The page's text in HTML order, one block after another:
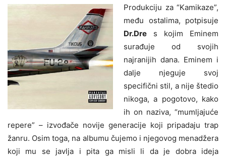
Produkciju za “Kamikaze”,
među ostalima, potpisuje
Dr.Dre s kojim Eminem
surađuje od svojih
najranijih dana. Eminem i
dalje njeguje svoj
specifični stil, a nije štedio
nikoga, a pogotovo, kako
ih on naziva, “mumljajuće
repere” – izvođače novije generacije koji pripadaju trap
žanru. Osim toga, na albumu čujemo i njegovog menadžera
koji mu se javlja i pita ga misli li da je dobra ideja